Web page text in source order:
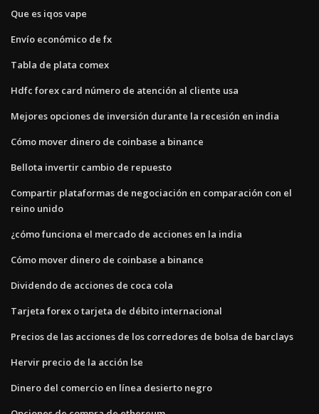
Que es iqos vape
Envío económico de fx
Tabla de plata comex
Hdfc forex card número de atención al cliente usa
Mejores opciones de inversión durante la recesión en india
Cómo mover dinero de coinbase a binance
Bellota invertir cambio de repuesto
Compartir plataformas de negociación en comparación con el
reino unido
¿cómo funciona el mercado de acciones en la india
Cómo mover dinero de coinbase a binance
Dividendo de acciones de coca cola
Tarjeta forex o tarjeta de débito internacional
Precios de las acciones de los corredores de bolsa de barclays
Hervir precio de la acción lse
Dinero del comercio en línea desierto negro